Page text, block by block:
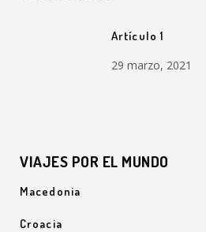
Artículo 1
29 marzo, 2021
VIAJES POR EL MUNDO
Macedonia
Croacia